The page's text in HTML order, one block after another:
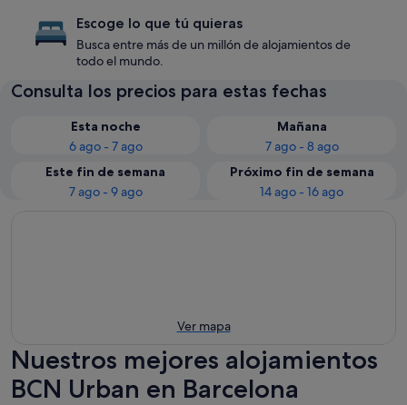
Escoge lo que tú quieras
Busca entre más de un millón de alojamientos de
todo el mundo.
Consulta los precios para estas fechas
Esta noche
6 ago - 7 ago
Mañana
7 ago - 8 ago
Este fin de semana
7 ago - 9 ago
Próximo fin de semana
14 ago - 16 ago
Ver mapa
Nuestros mejores alojamientos
BCN Urban en Barcelona